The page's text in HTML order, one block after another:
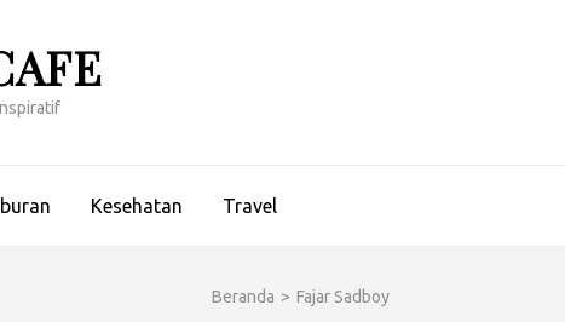
Kesehatan Travel
Beranda > Fajar Sadboy